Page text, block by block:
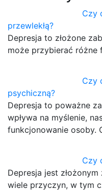
Czy
przewlekłą?
Depresja to złożone
może przybierać różne
Czy
psychiczną?
Depresja to poważne
wpływa na myślenie,
funkcjonowanie osoby.
Czy
Depresja jest
wiele przyczyn, w tym